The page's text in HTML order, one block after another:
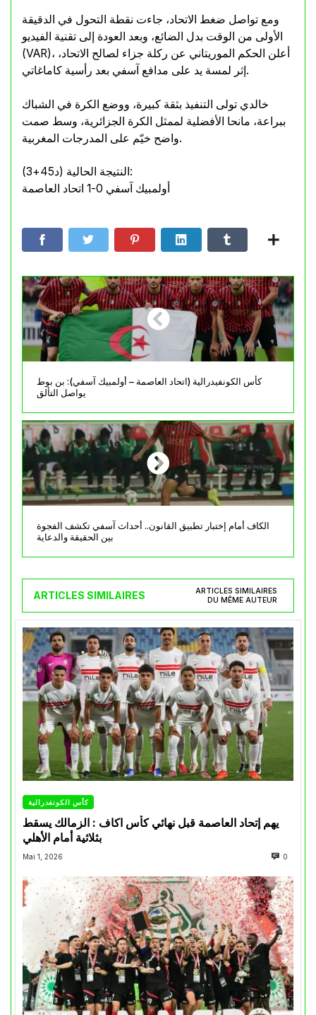
ومع تواصل ضغط الاتحاد، جاءت نقطة التحول في الدقيقة
الأولى من الوقت بدل الضائع، وبعد العودة إلى تقنية الفيديو
(VAR)، أعلن الحكم الموريتاني عن ركلة جزاء لصالح الاتحاد،
إثر لمسة يد على مدافع آسفي بعد رأسية كاماغاتي.
خالدي تولى التنفيذ بثقة كبيرة، ووضع الكرة في الشباك
ببراعة، مانحا الأفضلية لممثل الكرة الجزائرية، وسط صمت
واضح خيّم على المدرجات المغربية.
النتيجة الحالية (د45+3):
أولمبيك آسفي 0-1 اتحاد العاصمة
كأس الكونفيدرالية (اتحاد العاصمة – أولمبيك آسفي): بن بوط
يواصل التألق
الكاف أمام إختبار تطبيق القانون.. أحداث آسفي تكشف الفجوة
بين الحقيقة والدعاية
ARTICLES SIMILAIRES
ARTICLES SIMILAIRES
DU MÊME AUTEUR
كأس الكونفدرالية
يهم إتحاد العاصمة قبل نهائي كأس اكاف : الزمالك يسقط
Mai 1, 2026 0